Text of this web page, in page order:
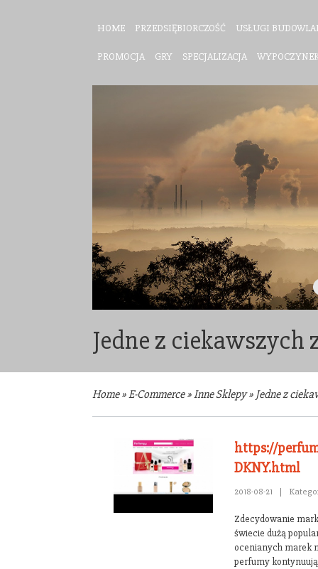
HOME PRZEDSIĘBIORCZOŚĆ USŁUGI
PROMOCJA GRY SPECJALIZACJA
Jedne z
Home»E-Commerce»Inne Sklepy» Jedne z
https://
DKNY.html
2018-08-21 |
Zdecydowanie
świecie dużą
ocenianych marek
perfumy